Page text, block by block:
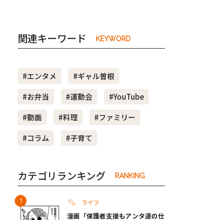
関連キーワード KEYWORD
#エンタメ
#ギャル曽根
#お弁当
#運動会
#YouTube
#動画
#料理
#ファミリー
#コラム
#子育て
カテゴリランキング RANKING
ライフ
漫画「保護者支援もアンタ達の仕